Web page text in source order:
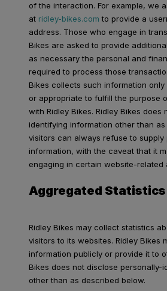
of the interaction. For example, we
at ridley-bikes.com to provide a
address. Those who engage in
Bikes are asked to provide
as necessary the personal and
required to process those
Bikes collects such information
or appropriate to fulfill the purpose
with Ridley Bikes. Ridley Bikes does
identifying information other than
visitors can always refuse to supply
information, with the caveat that it
engaging in certain website-related
Aggregated Statistics
Ridley Bikes may collect statistics
visitors to its websites. Ridley Bikes
information publicly or provide it to
Bikes does not disclose personally-
other than as described below.